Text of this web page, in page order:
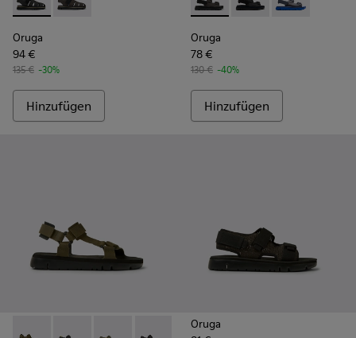
Oruga - K100285-007 - Schwarze Sandalen aus Leder und
Oruga - K100285-006 - Braune Sandalen aus Leder
Oruga
94 €
135 € -30%
Hinzufügen
Oruga - K100287-011 - Brown
Oruga - K100287-
Oruga -
Oruga
78 €
130 € -40%
Hinzufügen
Oruga